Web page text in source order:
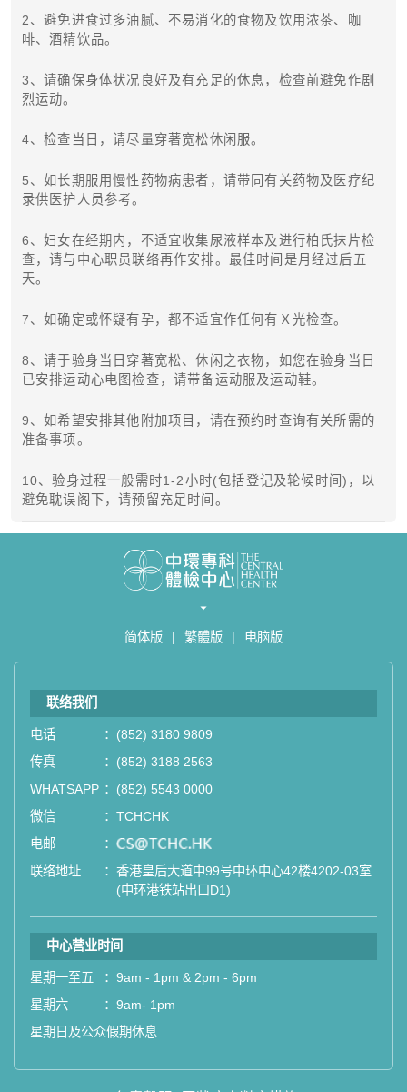
2、避免进食过多油腻、不易消化的食物及饮用浓茶、咖
啡、酒精饮品。
3、请确保身体状况良好及有充足的休息，检查前避免作剧
烈运动。
4、检查当日，请尽量穿著宽松休闲服。
5、如长期服用慢性药物病患者，请带同有关药物及医疗纪
录供医护人员参考。
6、妇女在经期内，不适宜收集尿液样本及进行柏氏抹片检
查，请与中心职员联络再作安排。最佳时间是月经过后五
天。
7、如确定或怀疑有孕，都不适宜作任何有Ｘ光检查。
8、请于验身当日穿著宽松、休闲之衣物，如您在验身当日
已安排运动心电图检查，请带备运动服及运动鞋。
9、如希望安排其他附加项目，请在预约时查询有关所需的
准备事项。
10、验身过程一般需时1-2小时(包括登记及轮候时间)，以
避免耽误阁下，请预留充足时间。
简体版 | 繁體版 | 电脑版
联络我们
电话 ： (852) 3180 9809
传真
： (852) 3188 2563
WHATSAPP ： (852) 5543 0000
微信
： TCHCHK
电邮
： email
联络地址
： 香港皇后大道中99号中环中心42楼4202-03室
(中环港铁站出口D1)
中心营业时间
星期一至五 ： 9am - 1pm & 2pm - 6pm
星期六
： 9am- 1pm
星期日及公众假期休息